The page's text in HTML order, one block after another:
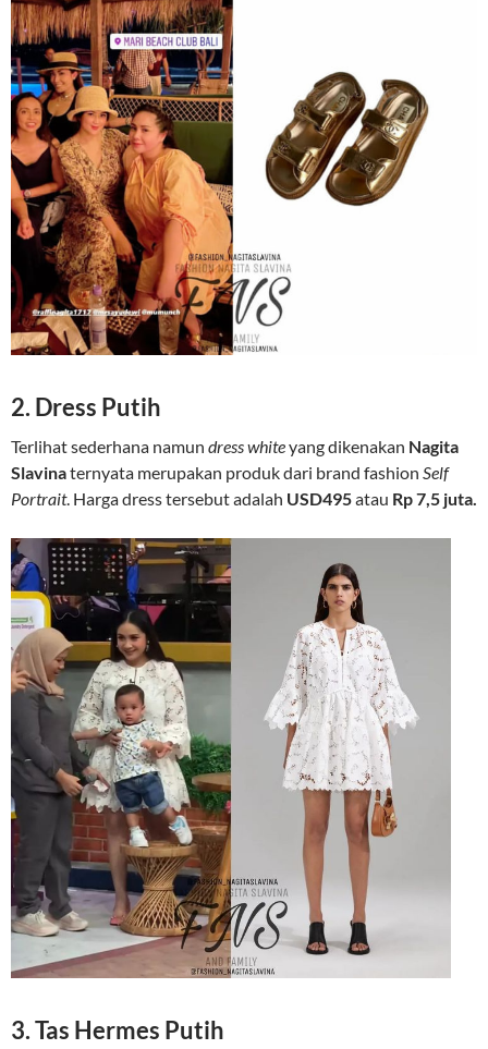
2. Dress Putih
Terlihat sederhana namun dress whiteyang dikenakan Nagita
Slavinaternyata merupakan produk dari brand fashion Self
Portrait. Harga dress tersebut adalah USD495atau Rp 7,5 juta.
3. Tas Hermes Putih